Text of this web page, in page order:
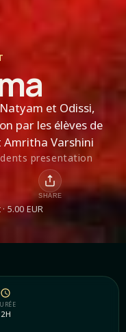
et Odissi,
par les élèves de
Varshini
presentation
SHARE
5.00 EUR
2H